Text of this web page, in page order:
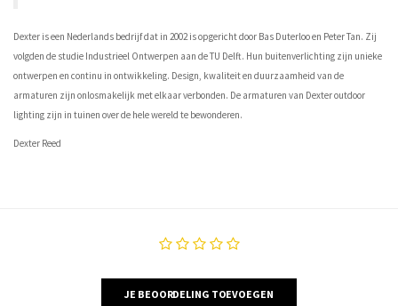
Dexter is een Nederlands bedrijf dat in 2002 is opgericht door Bas Duterloo en Peter Tan. Zij
volgden de studie Industrieel Ontwerpen aan de TU Delft. Hun buitenverlichting zijn unieke
ontwerpen en continu in ontwikkeling. Design, kwaliteit en duurzaamheid van de
armaturen zijn onlosmakelijk met elkaar verbonden. De armaturen van Dexter outdoor
lighting zijn in tuinen over de hele wereld te bewonderen.
Dexter Reed
JE BEOORDELING TOEVOEGEN